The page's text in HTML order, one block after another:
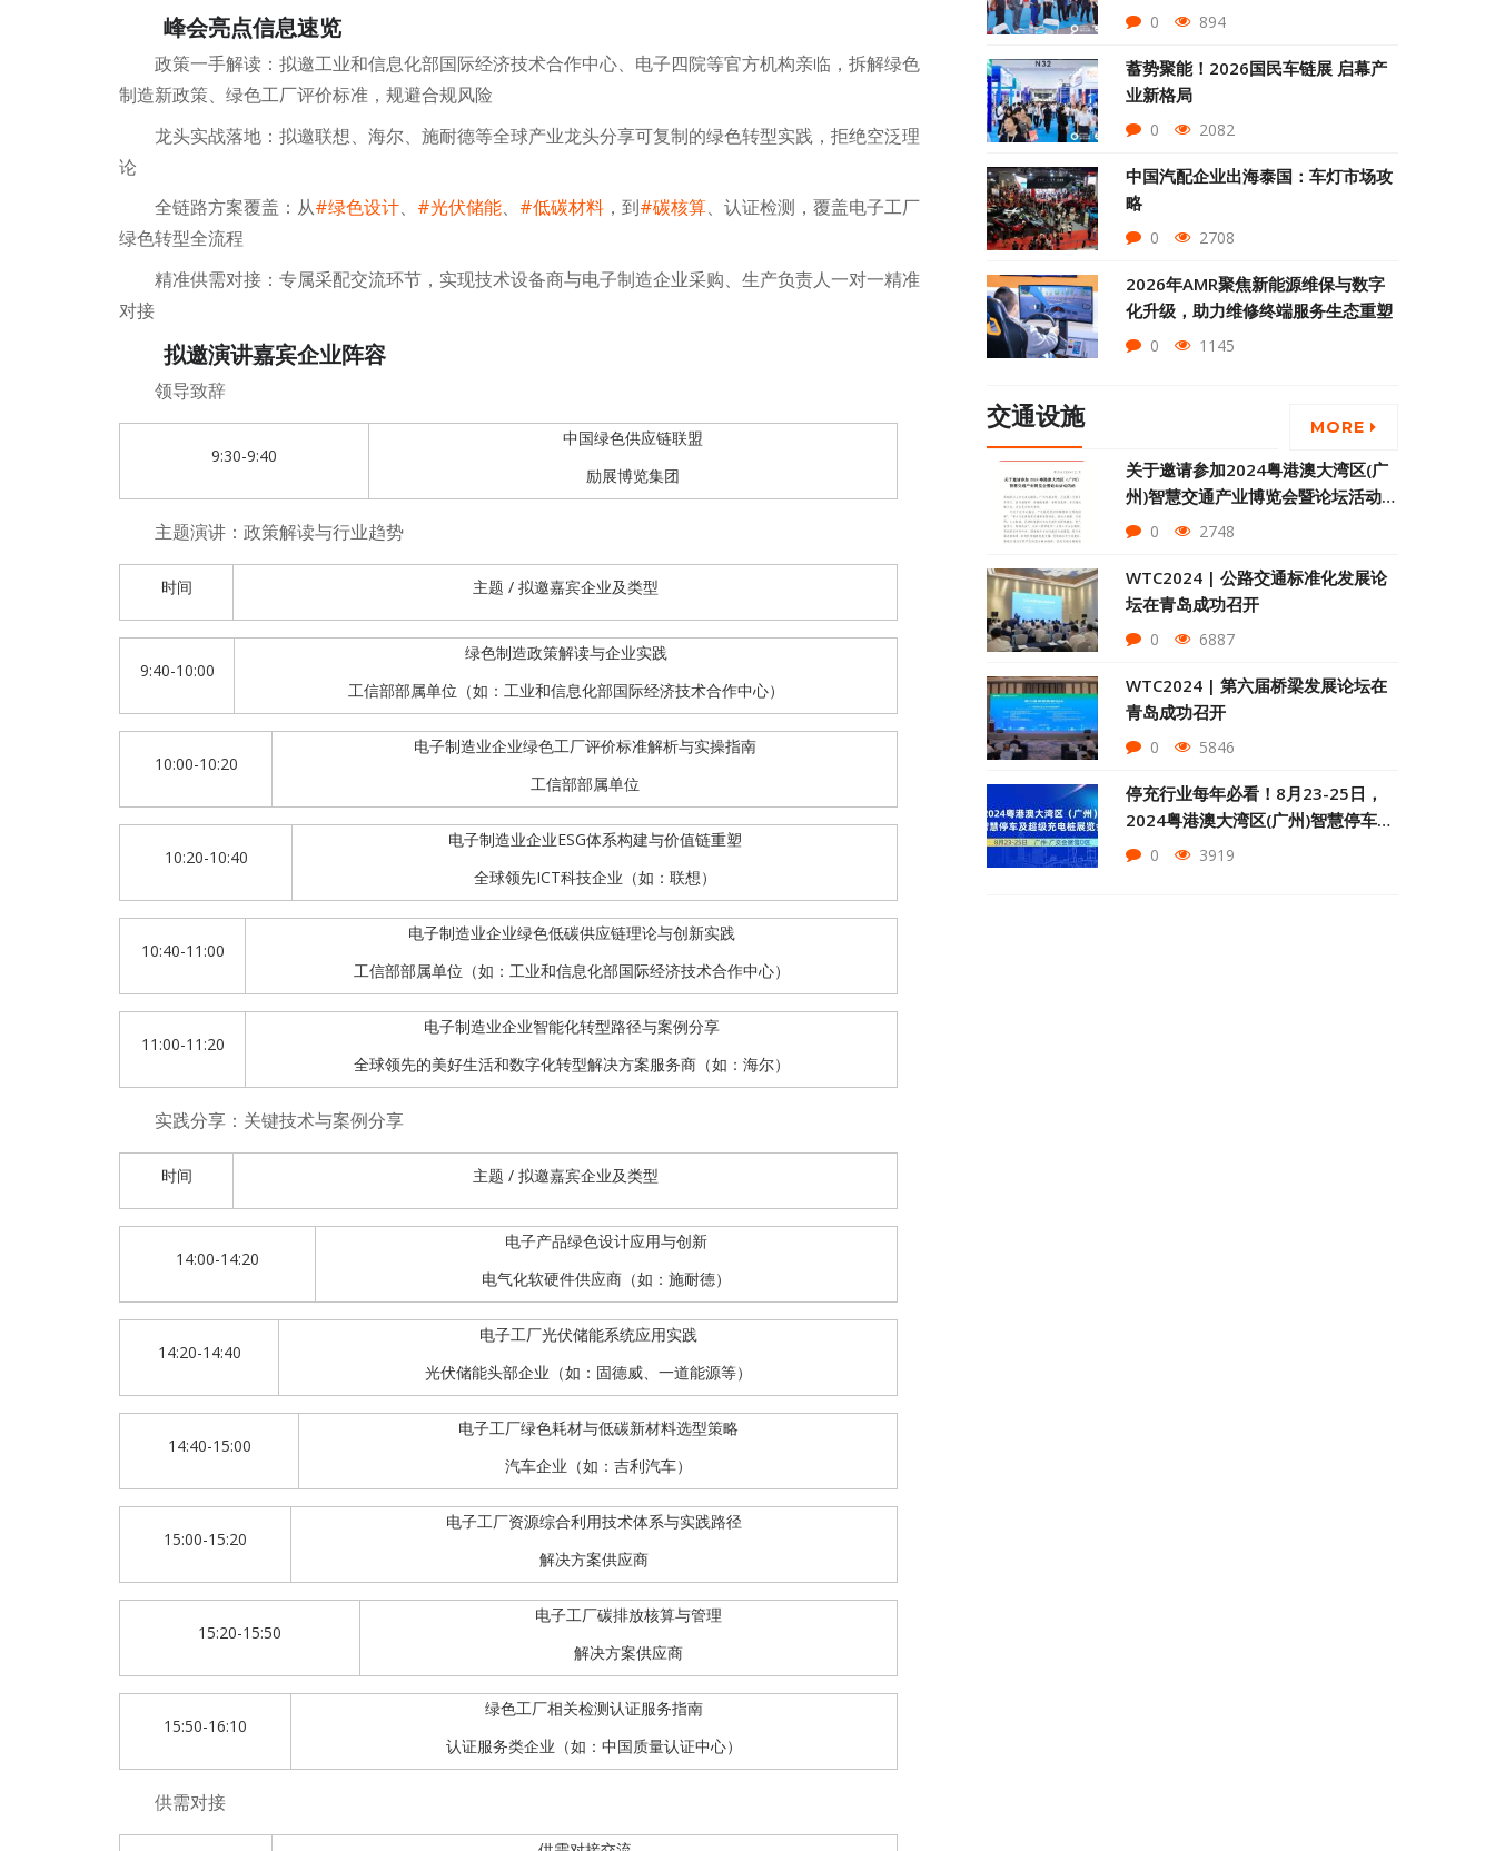
峰会亮点信息速览
政策一手解读：拟邀工业和信息化部国际经济技术合作中心、电子四院等官方机构亲临，拆解绿色
制造新政策、绿色工厂评价标准，规避合规风险
龙头实战落地：拟邀联想、海尔、施耐德等全球产业龙头分享可复制的绿色转型实践，拒绝空泛理
论
全链路方案覆盖：从#绿色设计、 #光伏储能、 #低碳材料 ，到#碳核算、认证检测，覆盖电子工厂
绿色转型全流程
精准供需对接：专属采配交流环节，实现技术设备商与电子制造企业采购、生产负责人一对一精准
对接
拟邀演讲嘉宾企业阵容
领导致辞
9:30-9:40
中国绿色供应链联盟
励展博览集团
主题演讲：政策解读与行业趋势
时间 主题 / 拟邀嘉宾企业及类型
9:40-10:00
绿色制造政策解读与企业实践
工信部部属单位（如：工业和信息化部国际经济技术合作中心）
10:00-10:20
电子制造业企业绿色工厂评价标准解析与实操指南
工信部部属单位
10:20-10:40
电子制造业企业ESG体系构建与价值链重塑
全球领先ICT科技企业（如：联想）
10:40-11:00
电子制造业企业绿色低碳供应链理论与创新实践
工信部部属单位（如：工业和信息化部国际经济技术合作中心）
11:00-11:20
电子制造业企业智能化转型路径与案例分享
全球领先的美好生活和数字化转型解决方案服务商（如：海尔）
实践分享：关键技术与案例分享
时间 主题 / 拟邀嘉宾企业及类型
14:00-14:20
电子产品绿色设计应用与创新
电气化软硬件供应商（如：施耐德）
14:20-14:40
电子工厂光伏储能系统应用实践
光伏储能头部企业（如：固德威、一道能源等）
14:40-15:00
电子工厂绿色耗材与低碳新材料选型策略
汽车企业（如：吉利汽车）
15:00-15:20
电子工厂资源综合利用技术体系与实践路径
解决方案供应商
15:20-15:50
电子工厂碳排放核算与管理
解决方案供应商
15:50-16:10
绿色工厂相关检测认证服务指南
认证服务类企业（如：中国质量认证中心）
供需对接
0 894
蓄势聚能！2026国民车链展 启幕产
业新格局
0 2082
中国汽配企业出海泰国：车灯市场攻
略
0 2708
2026年AMR聚焦新能源维保与数字
化升级，助力维修终端服务生态重塑
0 1145
交通设施 MORE
关于邀请参加2024粤港澳大湾区(广
州)智慧交通产业博览会暨论坛活动的
函 0 2748
WTC2024 | 公路交通标准化发展论
坛在青岛成功召开
0 6887
WTC2024 | 第六届桥梁发展论坛在
青岛成功召开
0 5846
停充行业每年必看！8月23-25日，
2024粤港澳大湾区(广州)智慧停车及
超级充电桩展盛大开幕！
0 3919